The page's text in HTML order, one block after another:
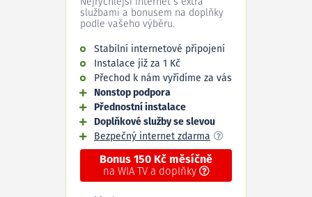
službami a bonusem na doplňky
podle vašeho výběru.
Stabilní internetové připojení
Instalace již za 1 Kč
Přechod k nám vyřídíme za vás
Nonstop podpora
Přednostní instalace
Doplňkové služby se slevou
Bezpečný internet zdarma
Bonus 150 Kč měsíčně
na WIA TV a doplňky